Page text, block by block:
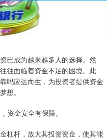
已成为越来越多人的选择。然
往面临着资金不足的困境。此
吗应运而生，为投资者提供资金
想。
资金安全有保障。
杠杆，放大其投资资金，使其能